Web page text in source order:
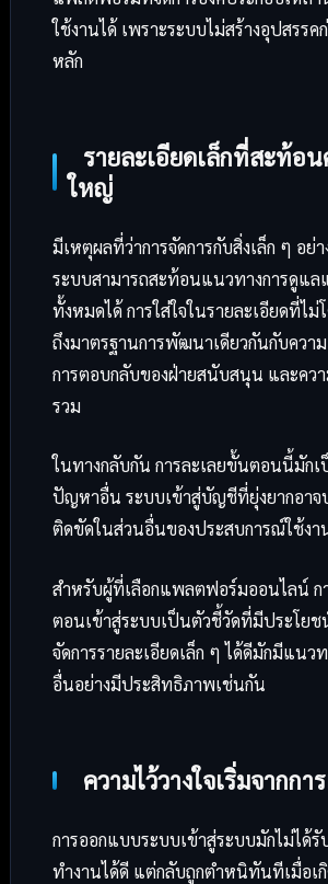
ใช้งานได้ เพราะระบบไม่สร้างอุปสรรค
หลัก
รายละเอียดเล็กที่สะท้อ
ใหญ่
มีเหตุผลที่ว่าการจัดการกับสิ่งเล็ก ๆ อย่
ระบบสามารถสะท้อนแนวทางการดูแ
ทั้งหมดได้ การใส่ใจในรายละเอียดที่ไม่
ถึงมาตรฐานการพัฒนาเดียวกันกับความ
การตอบกลับของฝ่ายสนับสนุน และควา
รวม
ในทางกลับกัน การละเลยขั้นตอนนี้มัก
ปัญหาอื่น ระบบเข้าสู่บัญชีที่ยุ่งยากอาจ
ติดขัดในส่วนอื่นของประสบการณ์ใช้งา
สำหรับผู้ที่เลือกแพลตฟอร์มออนไลน์
ตอนเข้าสู่ระบบเป็นตัวชี้วัดที่มีประโยช
จัดการรายละเอียดเล็ก ๆ ได้ดีมักมีแนว
อื่นอย่างมีประสิทธิภาพเช่นกัน
ความไว้วางใจเริ่มจากกา
การออกแบบระบบเข้าสู่ระบบมักไม่ได้รั
ทำงานได้ดี แต่กลับถูกตำหนิทันทีเมื่อเ